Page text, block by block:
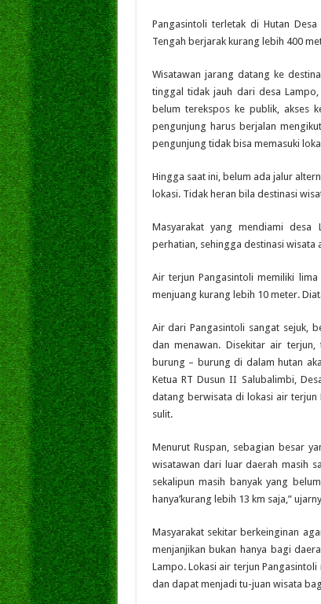
Pangasintoli terletak di Hutan
Tengah berjarak kurang lebih 400
Wisatawan jarang datang ke
tinggal tidak jauh dari desa
belum terekspos ke publik, akses
pengunjung harus berjalan
pengunjung tidak bisa memasuki
Hingga saat ini, belum ada jalur
lokasi. Tidak heran bila destinasi
Masyarakat yang mendiami desa
perhatian, sehingga destinasi wisata
Air terjun Pangasintoli memiliki
menjuang kurang lebih 10 meter.
Air dari Pangasintoli sangat sejuk,
dan menawan. Disekitar air
burung – burung di dalam hutan
Ketua RT Dusun II Salubalimbi,
datang berwisata di lokasi air terjun
sulit.
Menurut Ruspan, sebagian besar
wisatawan dari luar daerah masih
sekalipun masih banyak yang
hanya’kurang lebih 13 km saja,”
Masyarakat sekitar berkeinginan
menjanjikan bukan hanya bagi
Lampo. Lokasi air terjun
dan dapat menjadi tu-juan wisata